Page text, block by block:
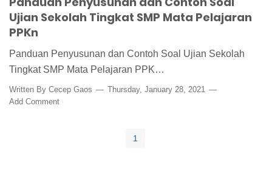
Ujian Sekolah Tingkat SMP Mata Pelajaran
PPKn
Panduan Penyusunan dan Contoh Soal Ujian Sekolah
Tingkat SMP Mata Pelajaran PPK…
Written By Cecep Gaos
Thursday, January 28, 2021
Add Comment
1